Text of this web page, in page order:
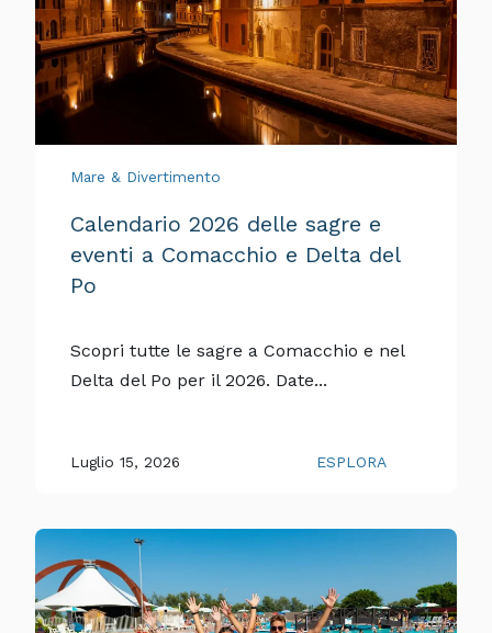
Mare & Divertimento
Calendario 2026 delle sagre e
eventi a Comacchio e Delta del
Po
Scopri tutte le sagre a Comacchio e nel
Delta del Po per il 2026. Date...
Luglio 15, 2026 ESPLORA